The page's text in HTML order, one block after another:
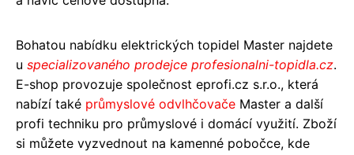
Bohatou nabídku elektrických topidel Master najdete
u specializovaného prodejce profesionalni-topidla.cz.
E-shop provozuje společnost eprofi.cz s.r.o., která
nabízí také průmyslové odvlhčovače Master a další
profi techniku pro průmyslové i domácí využití. Zboží
si můžete vyzvednout na kamenné pobočce, kde